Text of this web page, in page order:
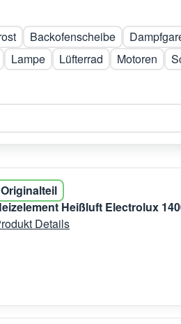
Backofenscheibe
Lampe Lüfterrad Motoren
Originalteil
Heißluft Electrolux
Details